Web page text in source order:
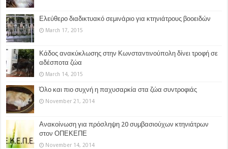
Ελεύθερο διαδικτυακό σεμινάριο για κτηνιάτρους βοοειδών
March 17, 2015
Κάδος ανακύκλωσης στην Κωνσταντινούπολη δίνει τροφή σε
αδέσποτα ζώα
March 14, 2015
Όλο και πιο συχνή η παχυσαρκία στα ζώα συντροφιάς
November 21, 2014
Ανακοίνωση για πρόσληψη 20 συμβασιούχων κτηνιάτρων
στον ΟΠΕΚΕΠΕ
November 14, 2014